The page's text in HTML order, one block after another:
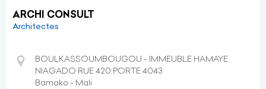
ARCHI CONSULT
Architectes
BOULKASSOUMBOUGOU - IMMEUBLE HAMAYE
NIAGADO RUE 420 PORTE 4043
Bamako - Mali